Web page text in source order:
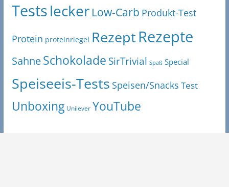
Testslecker Low-Carb Produkt-Test
Protein proteinriegel RezeptRezepte
SahneSchokolade SirTrivial Spaß Special
Speiseeis-Tests Speisen/Snacks Test
Unboxing Unilever YouTube